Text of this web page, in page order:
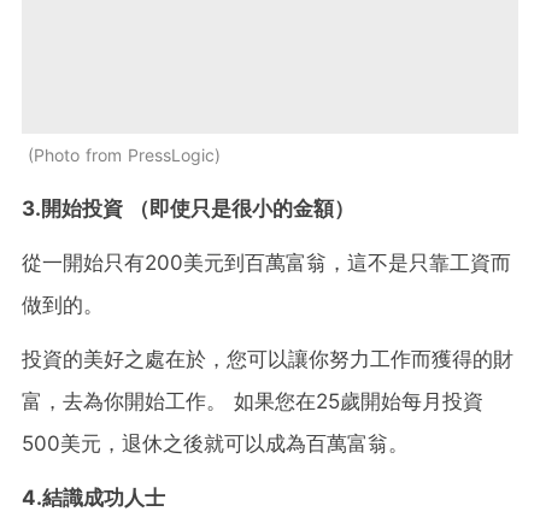
Photo from PressLogic
3.開始投資 （即使只是很小的金額）
從一開始只有200美元到百萬富翁，這不是只靠工資而
做到的。
投資的美好之處在於，您可以讓你努力工作而獲得的財
富，去為你開始工作。 如果您在25歲開始每月投資
500美元，退休之後就可以成為百萬富翁。
4.結識成功人士